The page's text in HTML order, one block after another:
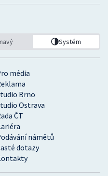
média
Brno
Ostrava
ČT
námětů
dotazy
Systém